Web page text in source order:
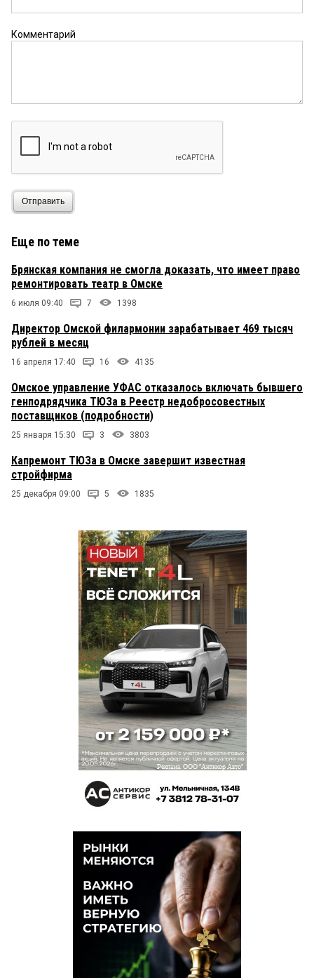
Комментарий
Отправить
Еще по теме
Брянская компания не смогла доказать, что имеет право
ремонтировать театр в Омске
6 июля 09:40 7 1398
Директор Омской филармонии зарабатывает 469 тысяч
рублей в месяц
16 апреля 17:40 16 4135
Омское управление УФАС отказалось включать бывшего
генподрядчика ТЮЗа в Реестр недобросовестных
поставщиков (подробности)
25 января 15:30 3 3803
Капремонт ТЮЗа в Омске завершит известная
стройфирма
25 декабря 09:00 5 1835